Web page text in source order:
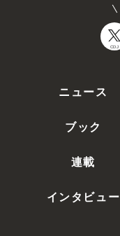
CDJ
ニュース
ブック
連載
インタビュー